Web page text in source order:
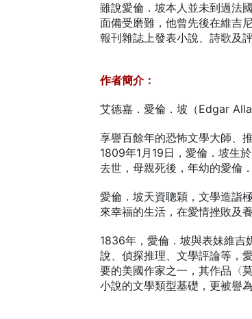
雖說愛倫．坡本人並未到過法
面備受磨難，他曾先後在維吉
報刊雜誌上發表小說、詩歌及評
作者簡介：
艾德嘉．愛倫．坡（Edgar
享譽百餘年的恐怖文學大師、
1809年1月19日，愛倫．坡生
去世，母親死後，年幼的愛倫
愛倫．坡天資聰穎，文學造詣
來幸福的生活，在愛情挫敗及
1836年，愛倫．坡與表妹維
說、偵探推理、文學評論等，
要的美國作家之一，其作品〈
小說的文學類型基礎，更被譽